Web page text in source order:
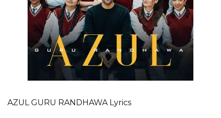
AZUL GURU RANDHAWA Lyrics